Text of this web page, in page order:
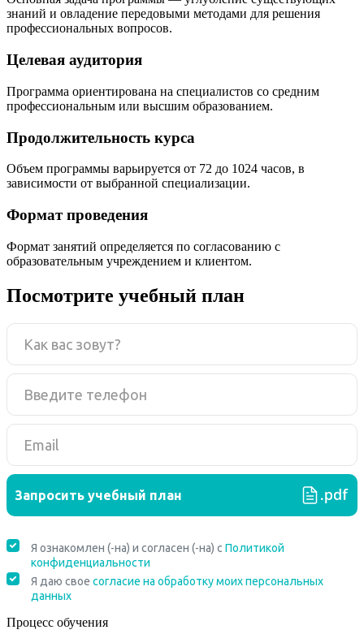
знаний и овладение передовыми методами для решения
профессиональных вопросов.
Целевая аудитория
Программа ориентирована на специалистов со средним
профессиональным или высшим образованием.
Продолжительность курса
Объем программы варьируется от 72 до 1024 часов, в
зависимости от выбранной специализации.
Формат проведения
Формат занятий определяется по согласованию с
образовательным учреждением и клиентом.
Посмотрите учебный план
Процесс обучения